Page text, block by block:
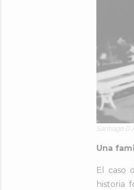
Santiago
Una
El caso
historia